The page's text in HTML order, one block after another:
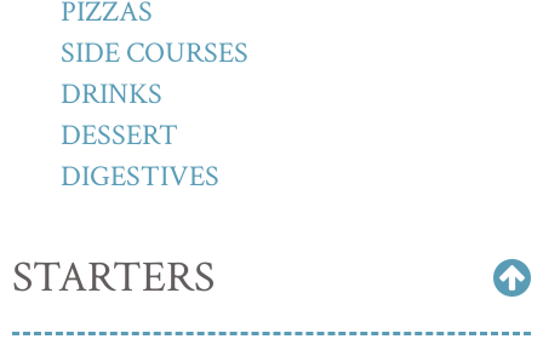
PIZZAS
SIDE COURSES
DRINKS
DESSERT
DIGESTIVES
STARTERS